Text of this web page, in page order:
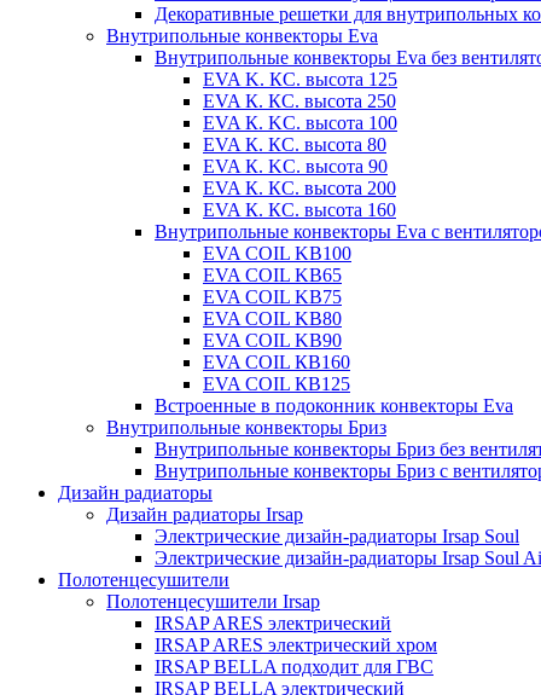
Декоративные решетки для внутрипольных
Внутрипольные конвекторы Eva
Внутрипольные конвекторы Eva без
EVA K. КС. высота 125
EVA К. КС. высота 250
EVA К. KС. высота 100
EVA К. КС. высота 80
EVA К. KC. высота 90
EVA К. КС. высота 200
EVA К. КС. высота 160
Внутрипольные конвекторы Eva с
EVA COIL KB100
EVA COIL KB65
EVA COIL KB75
EVA COIL KB80
EVA COIL KB90
EVA COIL КВ160
EVA COIL КВ125
Встроенные в подоконник конвекторы Eva
Внутрипольные конвекторы Бриз
Внутрипольные конвекторы Бриз без
Внутрипольные конвекторы Бриз с
Дизайн радиаторы
Дизайн радиаторы Irsap
Электрические дизайн-радиаторы Irsap Soul
Электрические дизайн-радиаторы Irsap Soul
Полотенцесушители
Полотенцесушители Irsap
IRSAP ARES электрический
IRSAP ARES электрический хром
IRSAP BELLA подходит для ГВС
IRSAP BELLA электрический